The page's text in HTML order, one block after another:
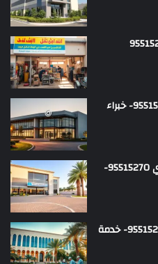
شركة معالجة الرطوبة بالكويت 95515270- خبراء
شركة كشف خرير المياه في الأحمدي 95515270-
شركة كشف خرير المياه بالجهراء 95515270- خدمة